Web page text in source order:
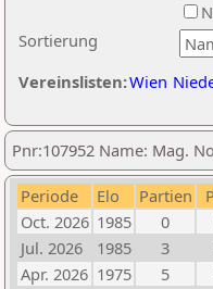
Sortierung
Vereinslisten:Wien
Pnr:107952 Name: Mag.
Periode Elo Partien
Oct. 2026 1985 0
Jul. 2026
1985 3
Apr. 2026 1975 5